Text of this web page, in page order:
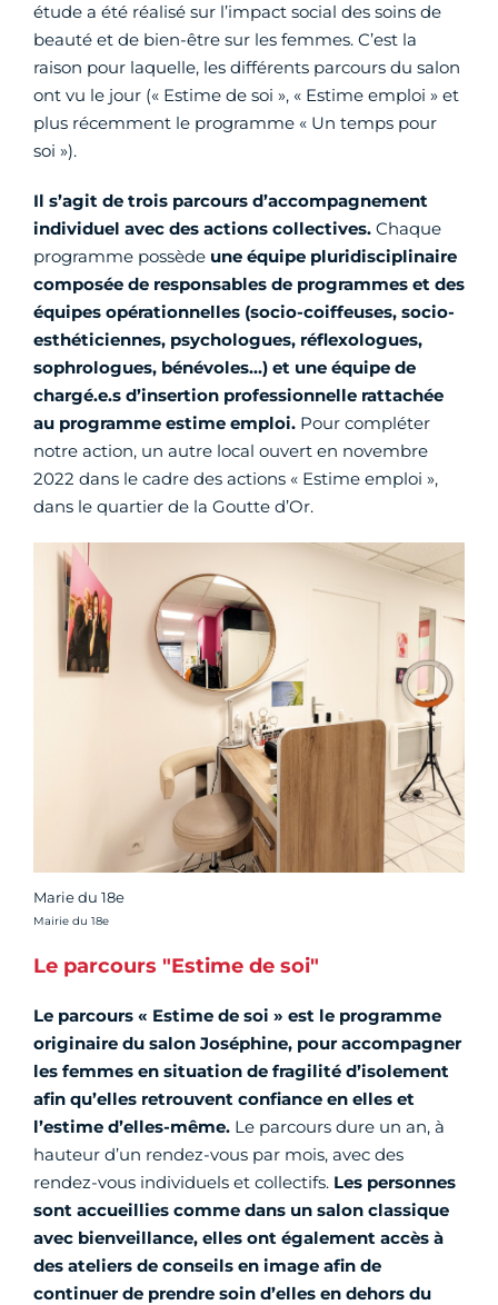
étude a été réalisé sur l’impact social des soins de
beauté et de bien-être sur les femmes. C’est la
raison pour laquelle, les différents parcours du salon
ont vu le jour (« Estime de soi », « Estime emploi » et
plus récemment le programme « Un temps pour
soi »).
Il s’agit de trois parcours d’accompagnement
individuel avec des actions collectives. Chaque
programme possède une équipe pluridisciplinaire
composée de responsables de programmes et des
équipes opérationnelles (socio-coiffeuses, socio-
esthéticiennes, psychologues, réflexologues,
sophrologues, bénévoles…) et une équipe de
chargé.e.s d’insertion professionnelle rattachée
au programme estime emploi. Pour compléter
notre action, un autre local ouvert en novembre
2022 dans le cadre des actions « Estime emploi »,
dans le quartier de la Goutte d’Or.
Marie du 18e
Crédit photo :
Mairie du 18e
Le parcours "Estime de soi"
Le parcours « Estime de soi » est le programme
originaire du salon Joséphine, pour accompagner
les femmes en situation de fragilité d’isolement
afin qu’elles retrouvent confiance en elles et
l’estime d’elles-même. Le parcours dure un an, à
hauteur d’un rendez-vous par mois, avec des
rendez-vous individuels et collectifs. Les personnes
sont accueillies comme dans un salon classique
avec bienveillance, elles ont également accès à
des ateliers de conseils en image afin de
continuer de prendre soin d’elles en dehors du